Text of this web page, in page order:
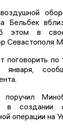
Бельбек
этом в
Севастополя
поговорить
поручил
в
операции на